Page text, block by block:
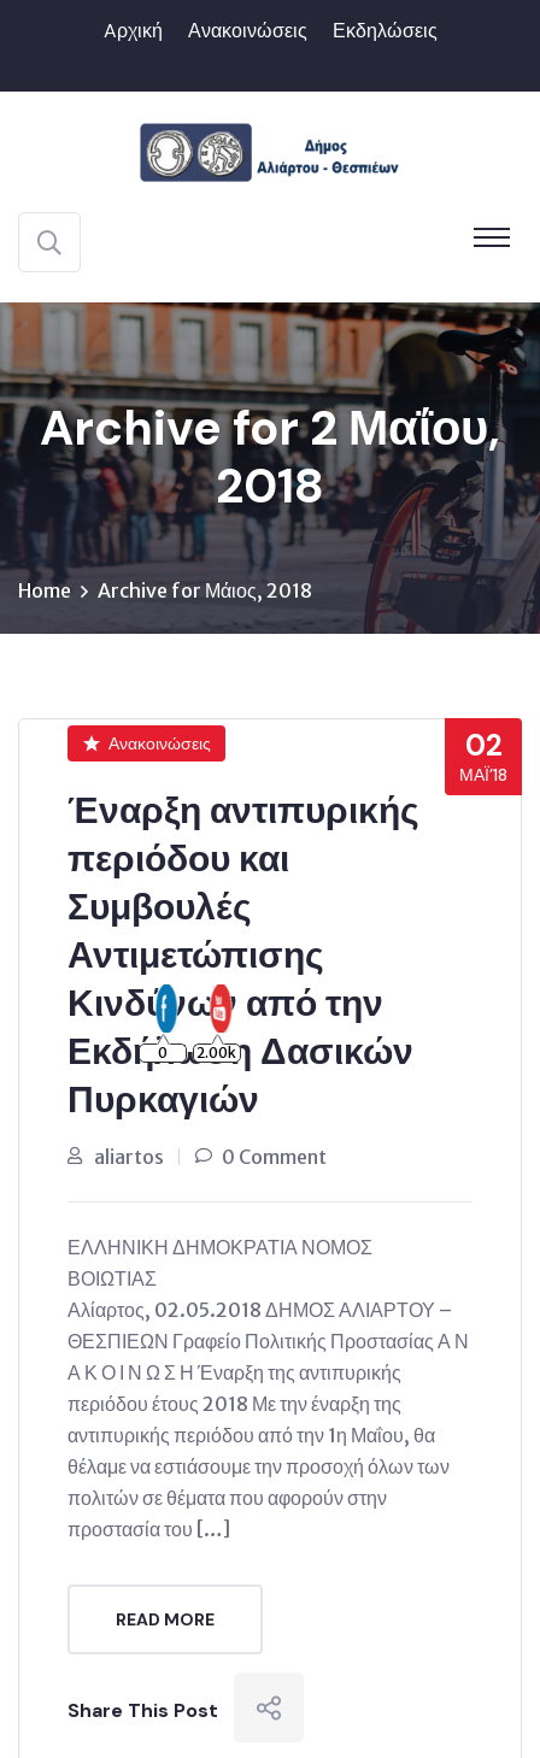
Aρχική Ανακοινώσεις Εκδηλώσεις
Archive for 2 Μαΐου,
2018
Home Archive for Μάιος, 2018
02
ΜΆΙ’18
Ανακοινώσεις
Έναρξη αντιπυρικής
περιόδου και
Συμβουλές
Αντιμετώπισης
Κινδύνων από την
Εκδήλωση Δασικών
Πυρκαγιών
aliartos 0 Comment
ΕΛΛΗΝΙΚΗ ΔΗΜΟΚΡΑΤΙΑ ΝΟΜΟΣ
ΒΟΙΩΤΙΑΣ
Αλίαρτος, 02.05.2018 ΔΗΜΟΣ ΑΛΙΑΡΤΟΥ –
ΘΕΣΠΙΕΩΝ Γραφείο Πολιτικής Προστασίας Α Ν
Α Κ Ο Ι Ν Ω Σ Η Έναρξη της αντιπυρικής
περιόδου έτους 2018 Με την έναρξη της
αντιπυρικής περιόδου από την 1η Μαΐου, θα
θέλαμε να εστιάσουμε την προσοχή όλων των
πολιτών σε θέματα που αφορούν στην
προστασία του […]
READ MORE
Share This Post
0 2.00k